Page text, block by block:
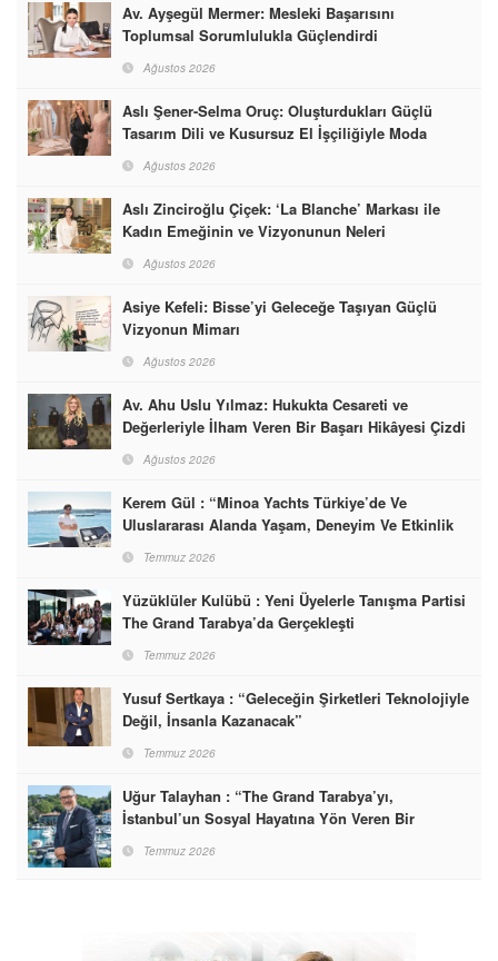
Av. Ayşegül Mermer: Mesleki Başarısını
Toplumsal Sorumlulukla Güçlendirdi
Ağustos 2026
Aslı Şener-Selma Oruç: Oluşturdukları Güçlü
Tasarım Dili ve Kusursuz El İşçiliğiyle Moda
Dünyasına İmzalarını Attılar
Ağustos 2026
Aslı Zinciroğlu Çiçek: ‘La Blanche’ Markası ile
Kadın Emeğinin ve Vizyonunun Neleri
Başarabileceğinin En Güzel Örneğini Sunuyor
Ağustos 2026
Asiye Kefeli: Bisse’yi Geleceğe Taşıyan Güçlü
Vizyonun Mimarı
Ağustos 2026
Av. Ahu Uslu Yılmaz: Hukukta Cesareti ve
Değerleriyle İlham Veren Bir Başarı Hikâyesi Çizdi
Ağustos 2026
Kerem Gül : “Minoa Yachts Türkiye’de Ve
Uluslararası Alanda Yaşam, Deneyim Ve Etkinlik
Markası Olacak”
Temmuz 2026
Yüzüklüler Kulübü : Yeni Üyelerle Tanışma Partisi
The Grand Tarabya’da Gerçekleşti
Temmuz 2026
Yusuf Sertkaya : “Geleceğin Şirketleri Teknolojiyle
Değil, İnsanla Kazanacak”
Temmuz 2026
Uğur Talayhan : “The Grand Tarabya’yı,
İstanbul’un Sosyal Hayatına Yön Veren Bir
Destinasyon Haline Getirmeyi Hedefliyorum”
Temmuz 2026